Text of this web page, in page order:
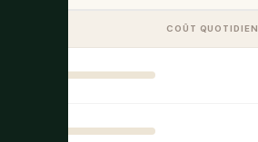
COÛT QUOTIDIEN